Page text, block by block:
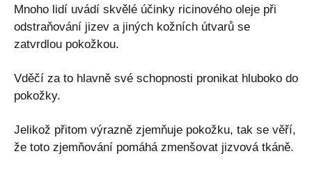
Mnoho lidí uvádí skvělé účinky ricinového oleje při
odstraňování jizev a jiných kožních útvarů se
zatvrdlou pokožkou.
Vděčí za to hlavně své schopnosti pronikat hluboko do
pokožky.
Jelikož přitom výrazně zjemňuje pokožku, tak se věří,
že toto zjemňování pomáhá zmenšovat jizvová tkáně.